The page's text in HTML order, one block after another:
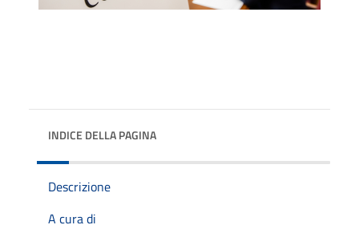
INDICE DELLA PAGINA
Descrizione
A cura di